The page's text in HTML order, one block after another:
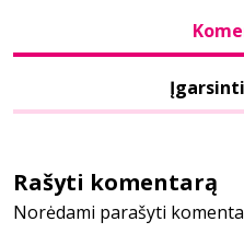
Rašyti komentarą
Norėdami parašyti